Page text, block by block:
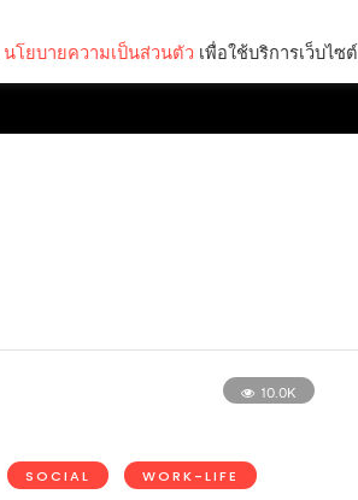
10.0K
SOCIAL WORK-LIFE
นโยบายความเป็นส่วนตัว เพื่อใช้บริการเว็บไซต์